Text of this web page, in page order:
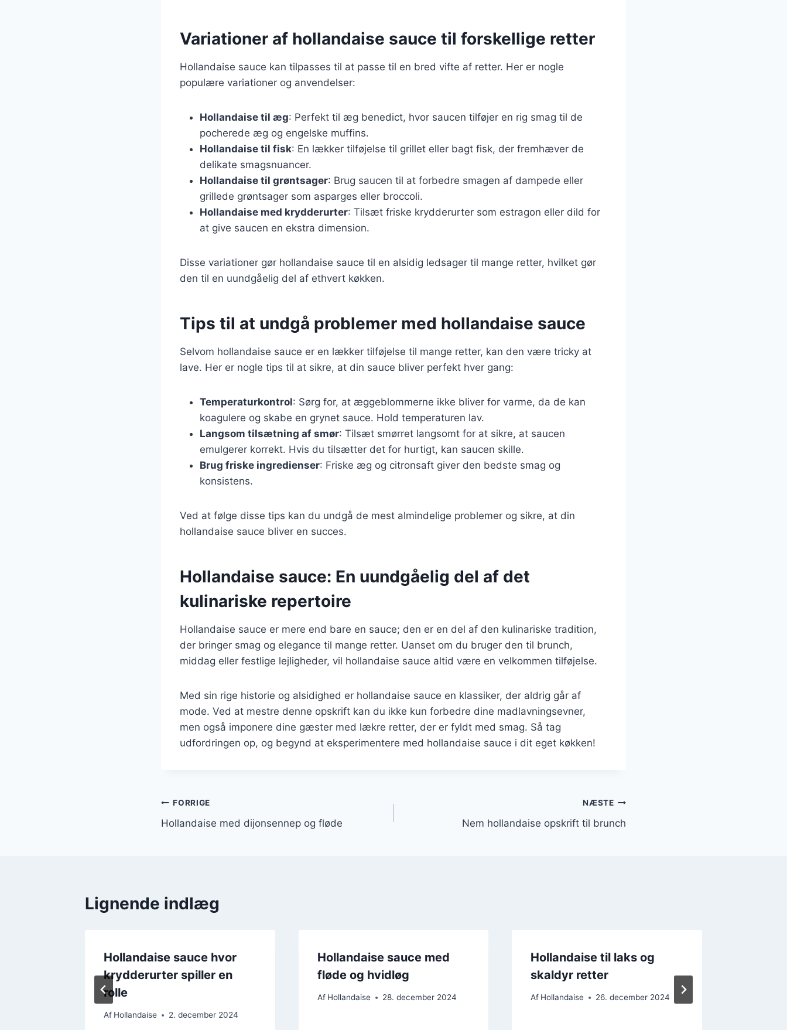
Variationer af hollandaise sauce til forskellige retter
Hollandaise sauce kan tilpasses til at passe til en bred vifte af retter. Her er nogle
populære variationer og anvendelser:
Hollandaise til æg: Perfekt til æg benedict, hvor saucen tilføjer en rig smag til de
pocherede æg og engelske muffins.
Hollandaise til fisk: En lækker tilføjelse til grillet eller bagt fisk, der fremhæver de
delikate smagsnuancer.
Hollandaise til grøntsager: Brug saucen til at forbedre smagen af dampede eller
grillede grøntsager som asparges eller broccoli.
Hollandaise med krydderurter: Tilsæt friske krydderurter som estragon eller dild for
at give saucen en ekstra dimension.
Disse variationer gør hollandaise sauce til en alsidig ledsager til mange retter, hvilket gør
den til en uundgåelig del af ethvert køkken.
Tips til at undgå problemer med hollandaise sauce
Selvom hollandaise sauce er en lækker tilføjelse til mange retter, kan den være tricky at
lave. Her er nogle tips til at sikre, at din sauce bliver perfekt hver gang:
Temperaturkontrol: Sørg for, at æggeblommerne ikke bliver for varme, da de kan
koagulere og skabe en grynet sauce. Hold temperaturen lav.
Langsom tilsætning af smør: Tilsæt smørret langsomt for at sikre, at saucen
emulgerer korrekt. Hvis du tilsætter det for hurtigt, kan saucen skille.
Brug friske ingredienser: Friske æg og citronsaft giver den bedste smag og
konsistens.
Ved at følge disse tips kan du undgå de mest almindelige problemer og sikre, at din
hollandaise sauce bliver en succes.
Hollandaise sauce: En uundgåelig del af det
kulinariske repertoire
Hollandaise sauce er mere end bare en sauce; den er en del af den kulinariske tradition,
der bringer smag og elegance til mange retter. Uanset om du bruger den til brunch,
middag eller festlige lejligheder, vil hollandaise sauce altid være en velkommen tilføjelse.
Med sin rige historie og alsidighed er hollandaise sauce en klassiker, der aldrig går af
mode. Ved at mestre denne opskrift kan du ikke kun forbedre dine madlavningsevner,
men også imponere dine gæster med lækre retter, der er fyldt med smag. Så tag
udfordringen op, og begynd at eksperimentere med hollandaise sauce i dit eget køkken!
Indlægsnavigation
FORRIGE
Hollandaise med dijonsennep og fløde
NÆSTE
Nem hollandaise opskrift til brunch
Lignende indlæg
Hollandaise sauce hvor
krydderurter spiller en
rolle
Af Hollandaise 2. december 2024
Hollandaise sauce med
fløde og hvidløg
Af Hollandaise 28. december 2024
Hollandaise til laks og
skaldyr retter
Af Hollandaise 26. december 2024